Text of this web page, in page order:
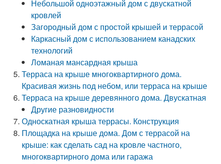
Небольшой одноэтажный дом с двускатной
кровлей
Загородный дом с простой крышей и террасой
Каркасный дом с использованием канадских
технологий
Ломаная мансардная крыша
Терраса на крыше многоквартирного дома.
Красивая жизнь под небом, или терраса на крыше
Терраса на крыше деревянного дома. Двускатная
Другие разновидности
Односкатная крыша террасы. Конструкция
Площадка на крыше дома. Дом с террасой на
крыше: как сделать сад на кровле частного,
многоквартирного дома или гаража